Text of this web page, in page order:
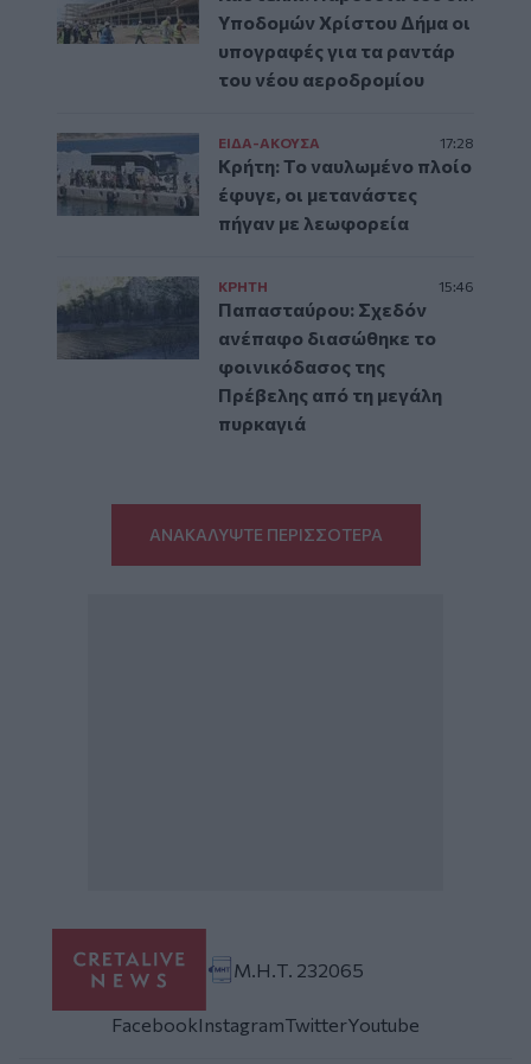
Υποδομών Χρίστου Δήμα οι
υπογραφές για τα ραντάρ
του νέου αεροδρομίου
ΕΙΔΑ-ΑΚΟΥΣΑ 17:28
Κρήτη: Το ναυλωμένο πλοίο
έφυγε, οι μετανάστες
πήγαν με λεωφορεία
ΚΡΗΤΗ 15:46
Παπασταύρου: Σχεδόν
ανέπαφο διασώθηκε το
φοινικόδασος της
Πρέβελης από τη μεγάλη
πυρκαγιά
ΑΝΑΚΑΛΥΨΤΕ ΠΕΡΙΣΣΟΤΕΡΑ
Μ.Η.Τ. 232065
FacebookInstagramTwitterYoutube